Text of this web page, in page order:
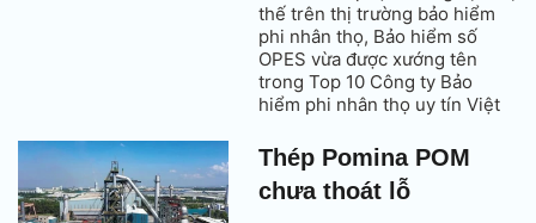
thế trên thị trường bảo hiểm
phi nhân thọ, Bảo hiểm số
OPES vừa được xướng tên
trong Top 10 Công ty Bảo
hiểm phi nhân thọ uy tín Việt
liên tiếp doanh nghiệp góp
mặt trong bảng xếp hạng uy
tín do Vietnam Report phối
Thép Pomina POM
chưa thoát lỗ